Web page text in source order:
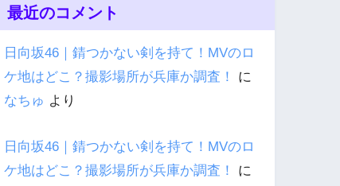
最近のコメント
日向坂46｜錆つかない剣を持て！MVのロ
ケ地はどこ？撮影場所が兵庫か調査！
に
なちゅ より
日向坂46｜錆つかない剣を持て！MVのロ
ケ地はどこ？撮影場所が兵庫か調査！
に